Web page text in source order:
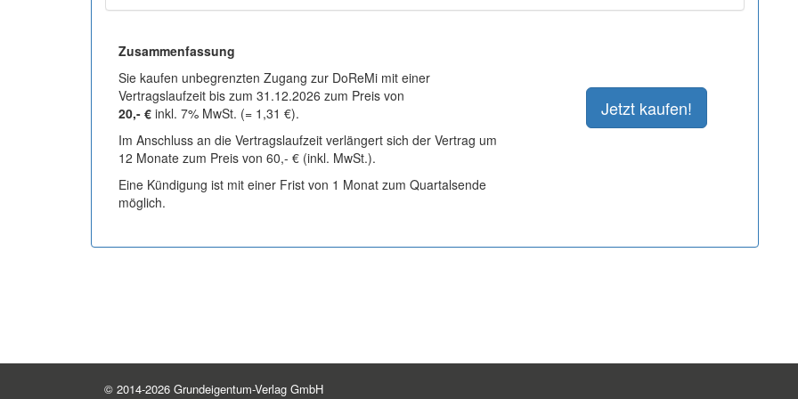
Zusammenfassung
Sie kaufen unbegrenzten Zugang zur DoReMi mit einer
Vertragslaufzeit bis zum 31.12.2026 zum Preis von
20,- € inkl. 7% MwSt. (= 1,31 €).
Im Anschluss an die Vertragslaufzeit verlängert sich der Vertrag um
12 Monate zum Preis von 60,- € (inkl. MwSt.).
Eine Kündigung ist mit einer Frist von 1 Monat zum Quartalsende
möglich.
© 2014-2026 Grundeigentum-Verlag GmbH